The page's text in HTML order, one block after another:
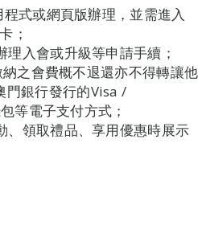
式或網頁版辦理，並需進入
；
入會或升級等申請手續；
之會費概不退還亦不得轉讓他
門銀行發行的Visa /
等電子支付方式；
、領取禮品、享用優惠時展示